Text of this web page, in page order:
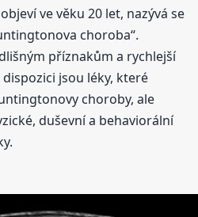
ve věku 20 let, nazývá se
choroba“.
příznakům a rychlejší
jsou léky, které
choroby, ale
duševní a behaviorální